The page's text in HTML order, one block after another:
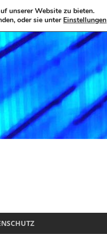
unserer Website zu bieten.
oder sie unter Einstellungen